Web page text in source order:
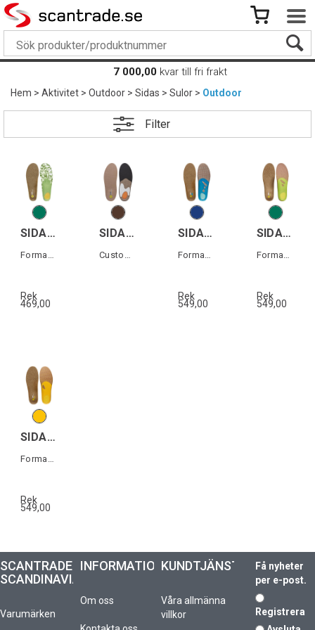
7 000,00 kvar till fri frakt
Hem>Aktivitet>Outdoor>Sidas>Sulor>Outdoor
Filter
SIDAS 3D OUTDOOR
Formade iläggssulor vandring
Rek
469,00
SIDAS CUSTOM OUTDOOR
Custom-sulor Outdoor
SIDAS 3FEET OUTDOOR LOW
Formade iläggssulor lågt fotvalv
Rek
549,00
SIDAS 3FEET OUTDOOR MID
Formade iläggssulor medelhögt fotvalv
Rek
549,00
SIDAS 3FEET OUTDOOR HIGH
Rek
549,00
SCANTRADE
SCANDINAVIA
Varumärken
INFORMATION
Om oss
KUNDTJÄNST
Våra allmänna
villkor
Få nyheter
per e-post.
Registrera